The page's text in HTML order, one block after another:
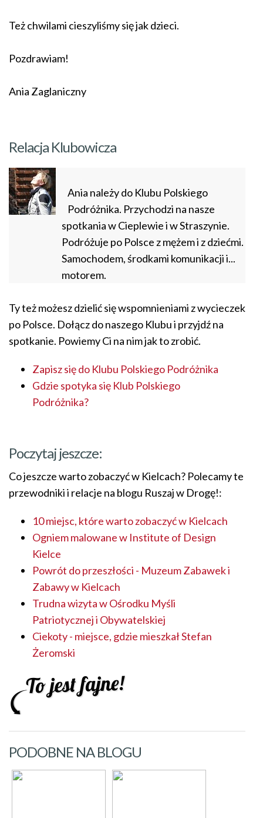
Też chwilami cieszyliśmy się jak dzieci.
Pozdrawiam!
Ania Zaglaniczny
Relacja Klubowicza
Ania należy do Klubu Polskiego
Podróżnika. Przychodzi na nasze
spotkania w Cieplewie i w Straszynie.
Podróżuje po Polsce z mężem i z dziećmi.
Samochodem, środkami komunikacji i...
motorem.
Ty też możesz dzielić się wspomnieniami z wycieczek
po Polsce. Dołącz do naszego Klubu i przyjdź na
spotkanie. Powiemy Ci na nim jak to zrobić.
Zapisz się do Klubu Polskiego Podróżnika
Gdzie spotyka się Klub Polskiego
Podróżnika?
Poczytaj jeszcze:
Co jeszcze warto zobaczyć w Kielcach? Polecamy te
przewodniki i relacje na blogu Ruszaj w Drogę!:
10 miejsc, które warto zobaczyć w Kielcach
Ogniem malowane w Institute of Design
Kielce
Powrót do przeszłości - Muzeum Zabawek i
Zabawy w Kielcach
Trudna wizyta w Ośrodku Myśli
Patriotycznej i Obywatelskiej
Ciekoty - miejsce, gdzie mieszkał Stefan
Żeromski
PODOBNE NA BLOGU